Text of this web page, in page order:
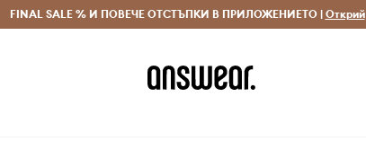
и връщане за поръчки над 70 EUR Доставка 1-5 дни
FINAL SALE % И ПОВЕЧЕ ОТСТЪПКИ В ПРИЛОЖЕНИЕТО | Открий